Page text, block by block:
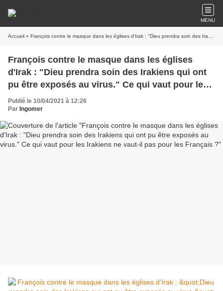
MENU
Accueil » François contre le masque dans les églises d'Irak : "Dieu prendra soin des Irakiens qui ont pu être exposés au virus." Ce qui vaut pour les Irakiens ne vaut-il pas pour les Français ?
François contre le masque dans les églises
d'Irak : "Dieu prendra soin des Irakiens qui ont
pu être exposés au virus." Ce qui vaut pour les
Irakiens ne vaut-il pas pour les Français ?
Publié le 10/04/2021 à 12:26
Par Ingomer